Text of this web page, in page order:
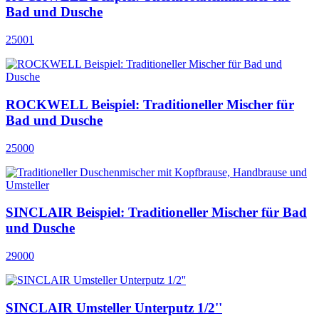
Bad und Dusche
25001
ROCKWELL Beispiel: Traditioneller Mischer für
Bad und Dusche
25000
SINCLAIR Beispiel: Traditioneller Mischer für Bad
und Dusche
29000
SINCLAIR Umsteller Unterputz 1/2''